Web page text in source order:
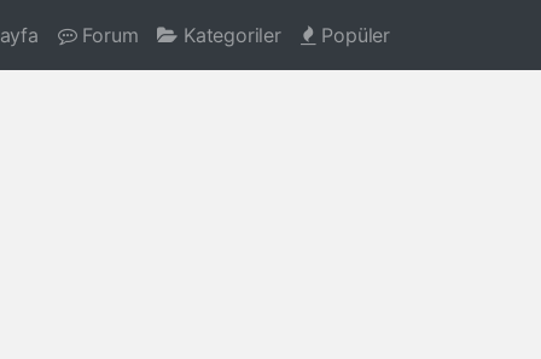
Forum Kategoriler Popüler